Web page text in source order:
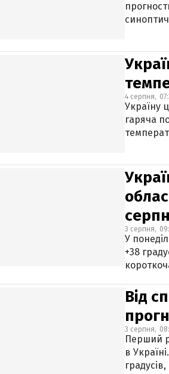
4 серпня,
Україну
гаряча
3 серпня,
У
+38
Від
3 серпня,
Перший
в